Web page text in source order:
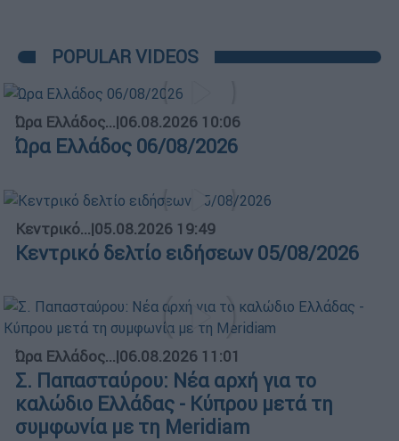
POPULAR VIDEOS
Ώρα Ελλάδος...|06.08.2026 10:06
Ώρα Ελλάδος 06/08/2026
Κεντρικό...|05.08.2026 19:49
Κεντρικό δελτίο ειδήσεων 05/08/2026
Ώρα Ελλάδος...|06.08.2026 11:01
Σ. Παπασταύρου: Νέα αρχή για το
καλώδιο Ελλάδας - Κύπρου μετά τη
συμφωνία με τη Meridiam